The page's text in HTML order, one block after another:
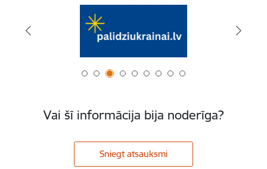
Vai šī informācija bija noderīga?
Sniegt atsauksmi